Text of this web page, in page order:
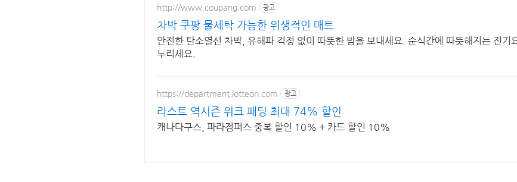
http://www.coupang.com 광고
차박 쿠팡 물세탁 가능한 위생적인 매트
안전한 탄소열선 차박, 유해파 걱정 없이 따뜻한 밤을 보내세요. 순식간에 따뜻해지는 전기
누리세요.
https://department.lotteon.com 광고
라스트 역시즌 위크 패딩 최대 74% 할인
캐나다구스, 파라점퍼스 중복 할인 10% + 카드 할인 10%